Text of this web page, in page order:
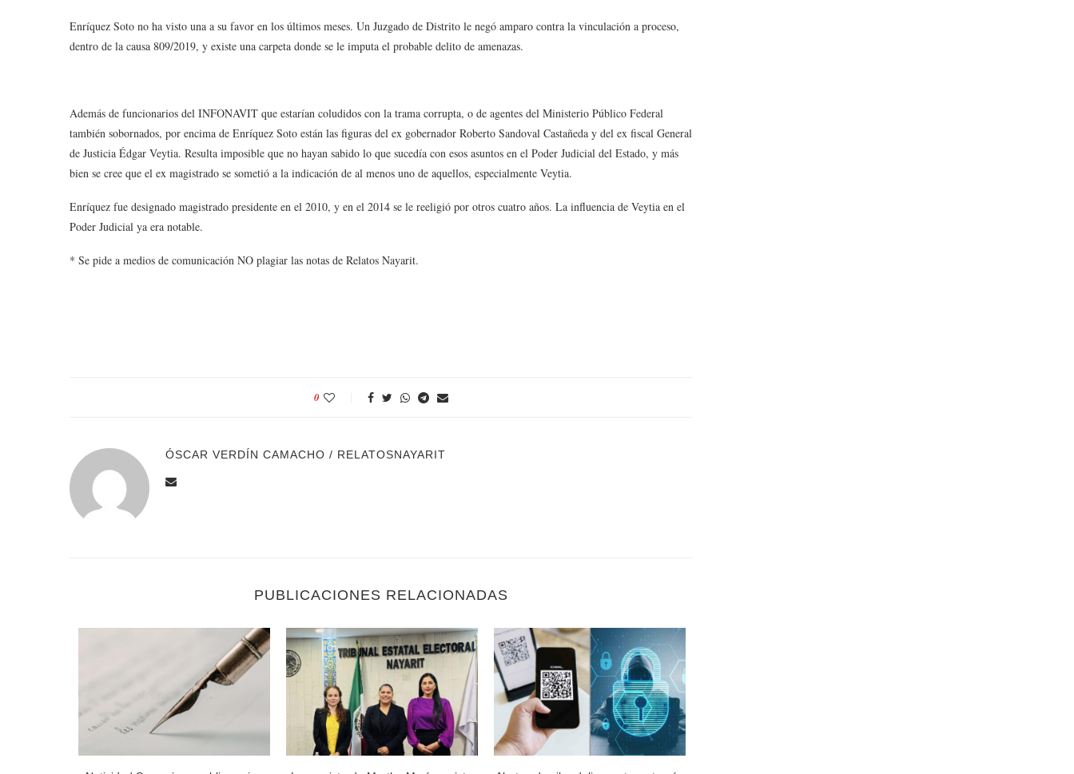
Enríquez Soto no ha visto una a su favor en los últimos meses. Un Juzgado de Distrito le negó amparo contra la vinculación a proceso,
dentro de la causa 809/2019, y existe una carpeta donde se le imputa el probable delito de amenazas.
Además de funcionarios del INFONAVIT que estarían coludidos con la trama corrupta, o de agentes del Ministerio Público Federal
también sobornados, por encima de Enríquez Soto están las figuras del ex gobernador Roberto Sandoval Castañeda y del ex fiscal General
de Justicia Édgar Veytia. Resulta imposible que no hayan sabido lo que sucedía con esos asuntos en el Poder Judicial del Estado, y más
bien se cree que el ex magistrado se sometió a la indicación de al menos uno de aquellos, especialmente Veytia.
Enríquez fue designado magistrado presidente en el 2010, y en el 2014 se le reeligió por otros cuatro años. La influencia de Veytia en el
Poder Judicial ya era notable.
* Se pide a medios de comunicación NO plagiar las notas de Relatos Nayarit.
0
ÓSCAR VERDÍN CAMACHO / RELATOSNAYARIT
PUBLICACIONES RELACIONADAS